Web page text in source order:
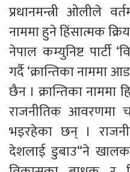
प्रधानमन्त्री ओलीले
नाममा हुने हिंसात्मक
नेपाल कम्युनिष्ट पार्टी
गर्दै ‘क्रान्तिका नाममा
छैन । क्रान्तिका नाममा
राजनीतिक आवरणमा
भइरहेका छन् ।
देशलाई डुबाउ“ने